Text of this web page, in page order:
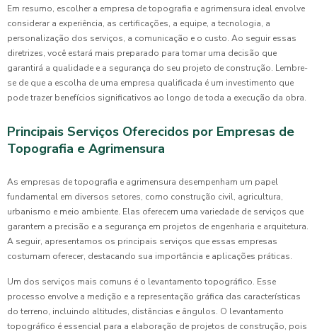
Em resumo, escolher a empresa de topografia e agrimensura ideal envolve
considerar a experiência, as certificações, a equipe, a tecnologia, a
personalização dos serviços, a comunicação e o custo. Ao seguir essas
diretrizes, você estará mais preparado para tomar uma decisão que
garantirá a qualidade e a segurança do seu projeto de construção. Lembre-
se de que a escolha de uma empresa qualificada é um investimento que
pode trazer benefícios significativos ao longo de toda a execução da obra.
Principais Serviços Oferecidos por Empresas de
Topografia e Agrimensura
As empresas de topografia e agrimensura desempenham um papel
fundamental em diversos setores, como construção civil, agricultura,
urbanismo e meio ambiente. Elas oferecem uma variedade de serviços que
garantem a precisão e a segurança em projetos de engenharia e arquitetura.
A seguir, apresentamos os principais serviços que essas empresas
costumam oferecer, destacando sua importância e aplicações práticas.
Um dos serviços mais comuns é o levantamento topográfico. Esse
processo envolve a medição e a representação gráfica das características
do terreno, incluindo altitudes, distâncias e ângulos. O levantamento
topográfico é essencial para a elaboração de projetos de construção, pois